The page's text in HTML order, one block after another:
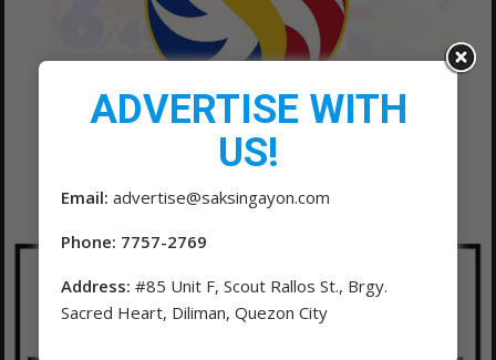
ADVERTISE WITH
US!
Email: advertise@saksingayon.com
Phone: 7757-2769
Address: #85 Unit F, Scout Rallos St., Brgy.
Sacred Heart, Diliman, Quezon City